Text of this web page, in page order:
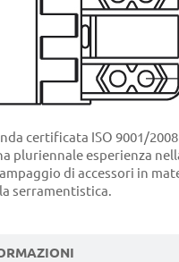
certificata ISO 9001/2008
pluriennale esperienza
di accessori in
serramentistica.